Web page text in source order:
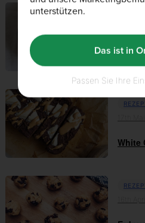
White
unterstützen.
Passen Sie Ihre
Das ist in